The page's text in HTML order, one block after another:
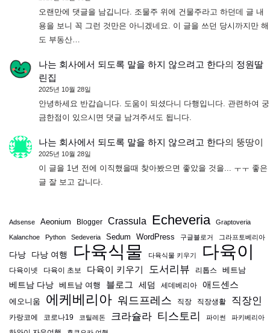
오랜만에 댓글을 남깁니다. 조물주 위에 건물주라고 하던데 글 내
용을 보니 꼭 그런 것만은 아니겠네요. 이 글을 쓰던 당시까지만 해
도 부동산…
나는 회사에서 되도록 말을 하지 않으려고 한다의 정원딸
린집
2025년 10월 28일
안녕하세요 반갑습니다. 도움이 되셨다니 다행입니다. 관련하여 궁
금한점이 있으시면 댓글 남겨주셔도 됩니다.
나는 회사에서 되도록 말을 하지 않으려고 한다의 뚱땅이
2025년 10월 28일
이 글을 1년 전에 이직했을때 찾아봤으면 좋았을 것을... ㅜㅜ 좋은
글 잘 보고 갑니다.
Adsense Aeonium Blogger Crassula Echeveria Graptoveria
Kalanchoe Python Sedeveria Sedum WordPress 구글블로거 그라프토베리아
다낭 다낭 여행 다육식물 다육식물 키우기 다육이
다육이넷 다육이 초보 다육이 키우기 도서리뷰 리톱스
베트남
베트남 다낭 베트남 여행 블로그 세덤 세데베리아 애드센스
에오니움 에케베리아 워드프레스 직장 직장생활 직장인
카랑코에 코로나19 코틸레돈 크라슐라 티스토리 파이썬 파키베리아